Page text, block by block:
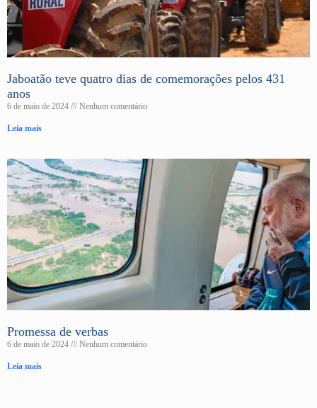
Jaboatão teve quatro dias de comemorações pelos 431
anos
6 de maio de 2024 Nenhum comentário
Leia mais
Promessa de verbas
6 de maio de 2024 Nenhum comentário
Leia mais